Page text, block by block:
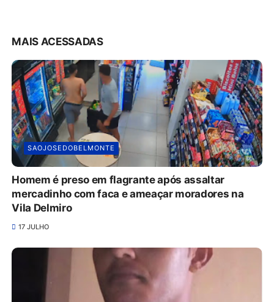
MAIS ACESSADAS
SAOJOSEDOBELMONTE
Homem é preso em flagrante após assaltar
mercadinho com faca e ameaçar moradores na
Vila Delmiro
17 JULHO